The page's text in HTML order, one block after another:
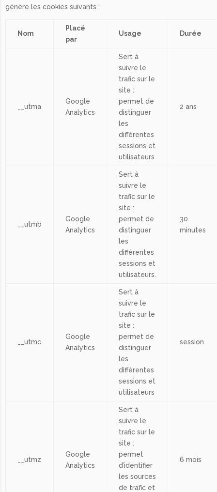
génère les cookies suivants :
Nom
Placé
par
Usage Durée
__utma
Google
Analytics
Sert à
suivre le
trafic sur le
site :
permet de
distinguer
les
différentes
sessions et
utilisateurs
2 ans
__utmb
Google
Analytics
Sert à
suivre le
trafic sur le
site :
permet de
distinguer
les
différentes
sessions et
utilisateurs.
30
minutes
__utmc
Google
Analytics
Sert à
suivre le
trafic sur le
site :
permet de
distinguer
les
différentes
sessions et
utilisateurs
session
__utmz
Google
Analytics
Sert à
suivre le
trafic sur le
site :
permet
d’identifier
les sources
de trafic et
6 mois